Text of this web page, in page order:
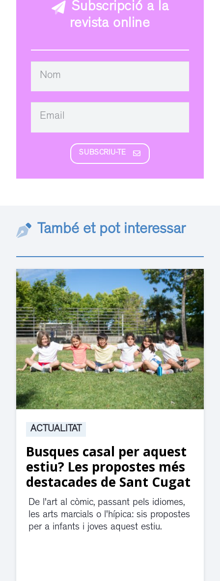
Subscripció a la
revista online
SUBSCRIU-TE
També et pot interessar
ACTUALITAT
Suspesa l’activitat als
jutjats de Rubí fins
divendres per una fuita
d’aigua
El servei de guàrdia i el jutjat de
violència de gènere s'han traslladat a